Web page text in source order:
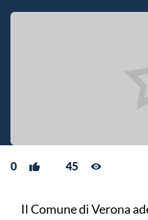
0 45
Il Comune di Verona